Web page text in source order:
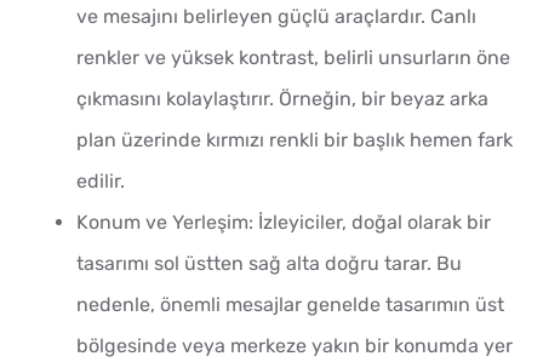
ve mesajını belirleyen güçlü araçlardır. Canlı
renkler ve yüksek kontrast, belirli unsurların öne
çıkmasını kolaylaştırır. Örneğin, bir beyaz arka
plan üzerinde kırmızı renkli bir başlık hemen fark
edilir.
Konum ve Yerleşim: İzleyiciler, doğal olarak bir
tasarımı sol üstten sağ alta doğru tarar. Bu
nedenle, önemli mesajlar genelde tasarımın üst
bölgesinde veya merkeze yakın bir konumda yer